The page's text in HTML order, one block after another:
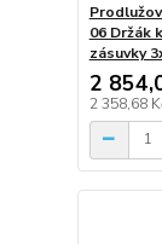
06 Držák
zásuvky
2
2 358,68